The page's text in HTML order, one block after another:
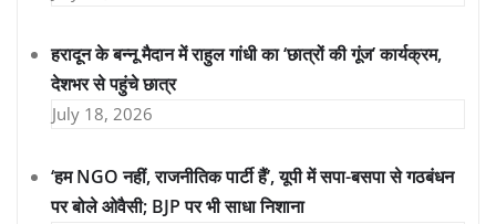
हरादून के बन्नू मैदान में राहुल गांधी का ‘छात्रों की गूंज’ कार्यक्रम,
देशभर से पहुंचे छात्र
July 18, 2026
‘हम NGO नहीं, राजनीतिक पार्टी हैं’, यूपी में सपा-बसपा से गठबंधन
पर बोले ओवैसी; BJP पर भी साधा निशाना